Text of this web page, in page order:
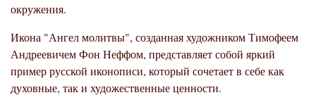
окружения.
Икона "Ангел молитвы", созданная художником Тимофеем
Андреевичем Фон Неффом, представляет собой яркий
пример русской иконописи, который сочетает в себе как
духовные, так и художественные ценности.